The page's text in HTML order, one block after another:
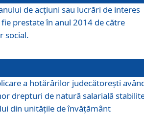
de acţiuni sau lucrări de interes
prestate în anul 2014 de către
social.
a hotărârilor judecătoreşti
drepturi de natură salarială
din unităţile de învăţământ